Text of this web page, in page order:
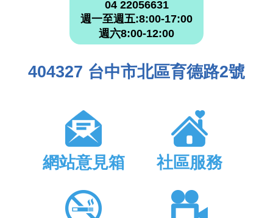
04 22056631
週一至週五:8:00-17:00
週六8:00-12:00
404327 台中市北區育德路2號
網站意見箱 社區服務